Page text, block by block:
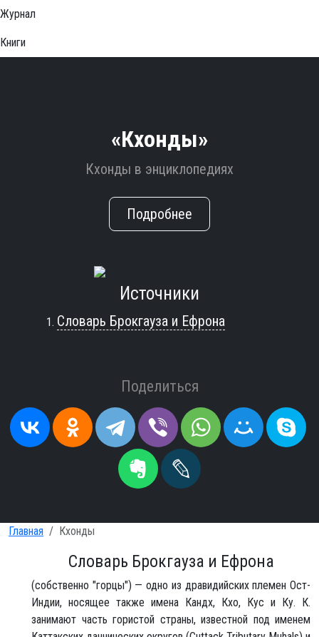
Журнал
Книги
«Кхонды»
Кхонды в энциклопедиях
Подробнее
Источники
Словарь Брокгауза и Ефрона
Поделиться
Главная Кхонды
Словарь Брокгауза и Ефрона
(собственно "горцы") — одно из дравидийских племен Ост-
Индии, носящее также имена Кандх, Кхо, Кус и Ку. К.
занимают часть гористой страны, известной под именем